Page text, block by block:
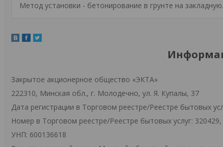
Метод установки - бетонирование в грунте на закладную.
Закрытое акционерное общество «ЭКТА»
222310, Минская обл., г. Молодечно, ул. Я. Купалы, 37
Дата регистрации в Торговом реестре/Реестре бытовых
Номер в Торговом реестре/Реестре бытовых услуг: 320429,
УНП: 600136618